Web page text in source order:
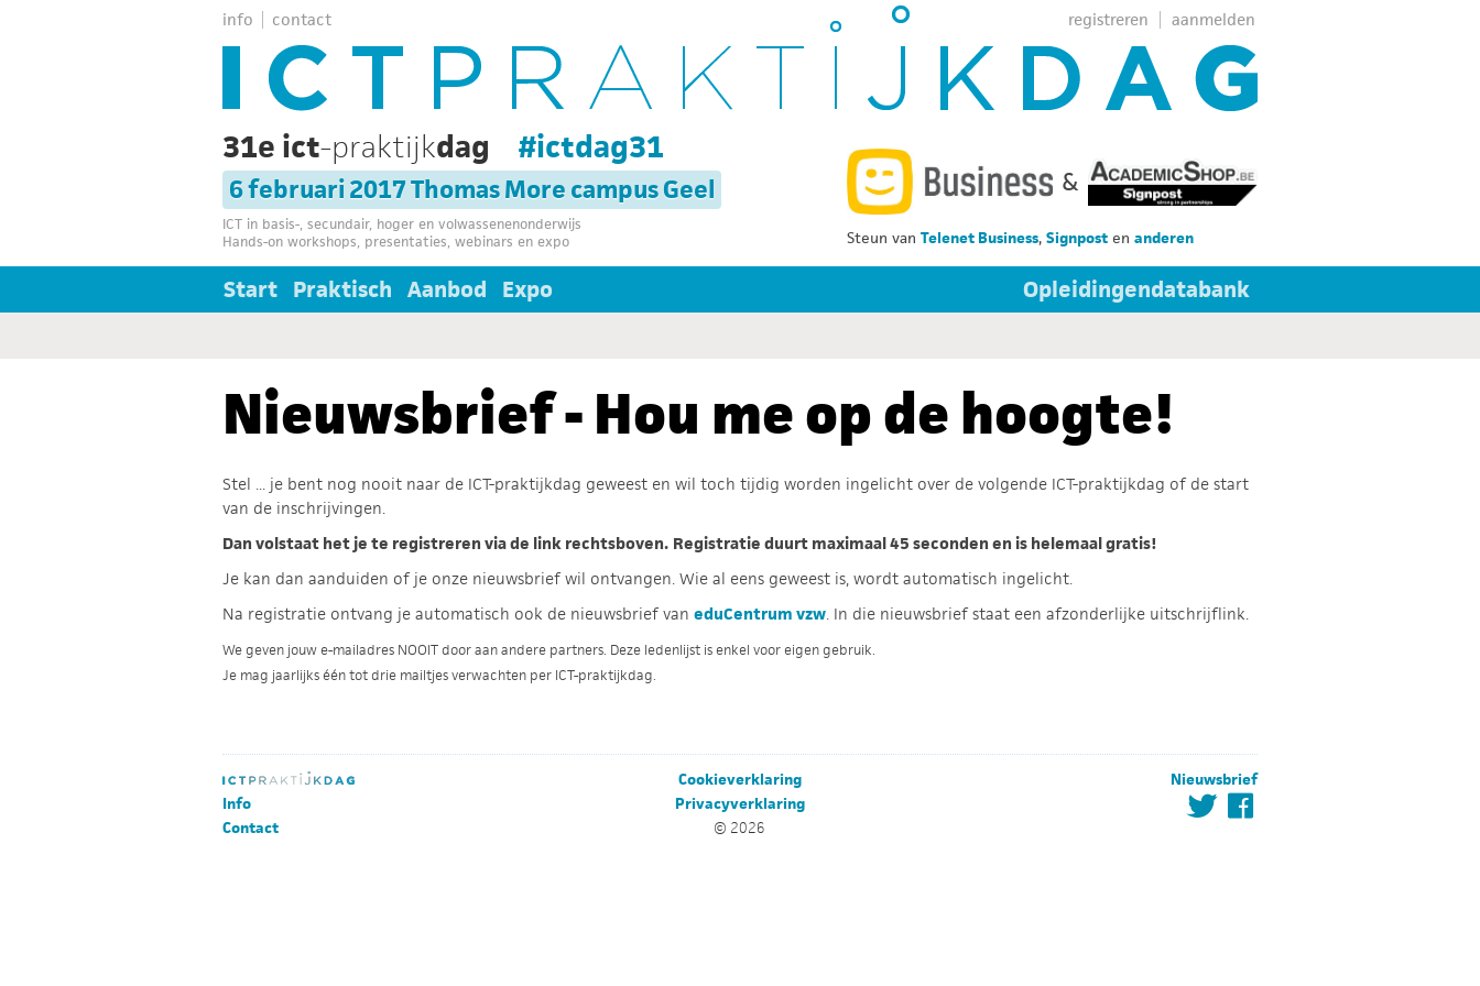
info contact aanmelden
registreren
&
Steun van Telenet Business, Signpost en anderen
31e ict-praktijkdag #ictdag31
6 februari 2017 Thomas More campus Geel
ICT in basis-, secundair, hoger en volwassenenonderwijs
Hands-on workshops, presentaties, webinars en expo
Start Praktisch Aanbod Expo Opleidingendatabank
Nieuwsbrief - Hou me op de hoogte!
Stel ... je bent nog nooit naar de ICT-praktijkdag geweest en wil toch tijdig worden ingelicht over de volgende ICT-praktijkdag of de start
van de inschrijvingen.
Dan volstaat het je te registreren via de link rechtsboven. Registratie duurt maximaal 45 seconden en is helemaal gratis!
Je kan dan aanduiden of je onze nieuwsbrief wil ontvangen. Wie al eens geweest is, wordt automatisch ingelicht.
Na registratie ontvang je automatisch ook de nieuwsbrief van eduCentrum vzw. In die nieuwsbrief staat een afzonderlijke uitschrijflink.
We geven jouw e-mailadres NOOIT door aan andere partners. Deze ledenlijst is enkel voor eigen gebruik.
Je mag jaarlijks één tot drie mailtjes verwachten per ICT-praktijkdag.
Info
Contact
Cookieverklaring
Privacyverklaring
© 2026
Nieuwsbrief